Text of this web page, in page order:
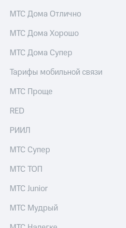
МТС Дома Отлично
МТС Дома Хорошо
МТС Дома Супер
Тарифы мобильной связи
МТС Проще
RED
РИИЛ
МТС Супер
МТС ТОП
МТС Junior
МТС Мудрый